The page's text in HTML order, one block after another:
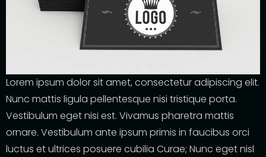
Lorem ipsum dolor sit amet, consectetur adipiscing elit.
Nunc mattis ligula pellentesque nisi tristique porta.
Vestibulum eget nisi est. Vivamus pharetra mattis
ornare. Vestibulum ante ipsum primis in faucibus orci
luctus et ultrices posuere cubilia Curae; Nunc eget nisl